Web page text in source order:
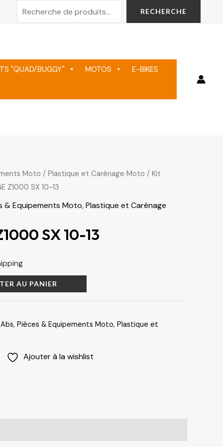
Rechercher RECHERCHE
"QUAD/BUGGY" MOTOS E-BIKES
Moto / Plastique et Carénage Moto / Kit
Z1000 SX 10-13
& Equipements Moto,Plastique et Carénage
SX 10-13
AU PANIER
, Pièces & Equipements Moto, Plastique et
Ajouter à la wishlist